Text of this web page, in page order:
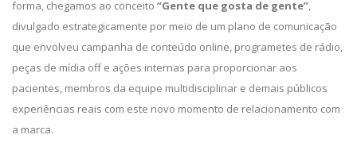
forma, chegamos ao conceito ‘’Gente que gosta de gente’’,
divulgado estrategicamente por meio de um plano de comunicação
que envolveu campanha de conteúdo online, programetes de rádio,
peças de mídia off e ações internas para proporcionar aos
pacientes, membros da equipe multidisciplinar e demais públicos
experiências reais com este novo momento de relacionamento com
a marca.